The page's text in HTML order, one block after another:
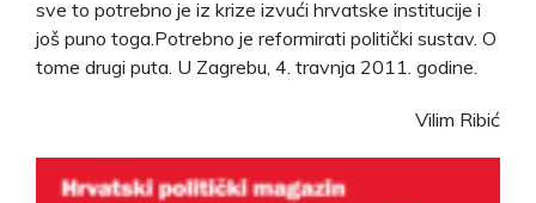
sve to potrebno je iz krize izvući hrvatske institucije i
još puno toga.Potrebno je reformirati politički sustav. O
tome drugi puta. U Zagrebu, 4. travnja 2011. godine.
Vilim Ribić